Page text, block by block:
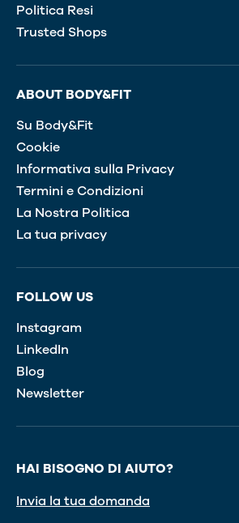
Politica Resi
Trusted Shops
ABOUT BODY&FIT
Su Body&Fit
Cookie
Informativa sulla Privacy
Termini e Condizioni
La Nostra Politica
La tua privacy
FOLLOW US
Instagram
LinkedIn
Blog
Newsletter
HAI BISOGNO DI AIUTO?
Invia la tua domanda